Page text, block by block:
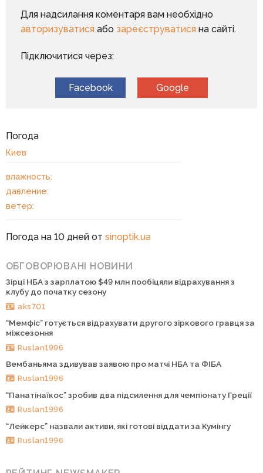
Для надсилання коментаря вам необхідно
авторизуватисяабо зареєструватисяна сайті.
Підключитися через:
Facebook Google
Погода
Киев
влажность:
давление:
ветер:
Погода на 10 дней от sinoptik.ua
ОБГОВОРЮВАНІ НОВИНИ
Зірці НБА з зарплатою $49 млн пообіцяли відрахування з
клубу до початку сезону
aks701
“Мемфіс” готується відрахувати другого зіркового гравця за
міжсезоння
Ruslan1996
Вембаньяма здивував заявою про матчі НБА та ФІБА
Ruslan1996
“Панатінаїкос” зробив два підсилення для чемпіонату Греції
Ruslan1996
“Лейкерс” назвали активи, які готові віддати за Кумінгу
Ruslan1996